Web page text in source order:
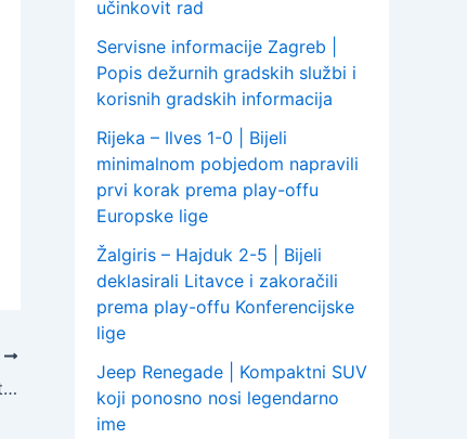
Wiener osiguranje nastavlja rast u Hrvatskoj i u prvoj polovici 2019. godine
učinkovit rad
Servisne informacije Zagreb |
Popis dežurnih gradskih službi i
korisnih gradskih informacija
Rijeka – Ilves 1-0 | Bijeli
minimalnom pobjedom napravili
prvi korak prema play-offu
Europske lige
Žalgiris – Hajduk 2-5 | Bijeli
deklasirali Litavce i zakoračili
prema play-offu Konferencijske
lige
Jeep Renegade | Kompaktni SUV
koji ponosno nosi legendarno
ime